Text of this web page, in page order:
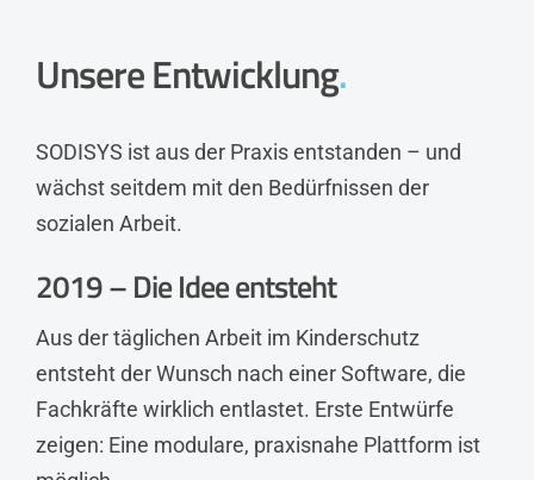
Unsere Entwicklung.
SODISYS ist aus der Praxis entstanden – und
wächst seitdem mit den Bedürfnissen der
sozialen Arbeit.
2019 – Die Idee entsteht
Aus der täglichen Arbeit im Kinderschutz
entsteht der Wunsch nach einer Software, die
Fachkräfte wirklich entlastet. Erste Entwürfe
zeigen: Eine modulare, praxisnahe Plattform ist